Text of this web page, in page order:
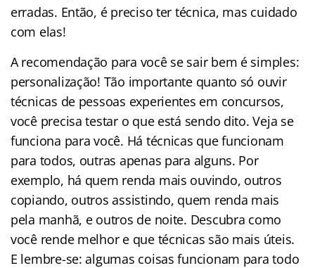
erradas. Então, é preciso ter técnica, mas cuidado
com elas!
A recomendação para você se sair bem é simples:
personalização! Tão importante quanto só ouvir
técnicas de pessoas experientes em concursos,
você precisa testar o que está sendo dito. Veja se
funciona para você. Há técnicas que funcionam
para todos, outras apenas para alguns. Por
exemplo, há quem renda mais ouvindo, outros
copiando, outros assistindo, quem renda mais
pela manhã, e outros de noite. Descubra como
você rende melhor e que técnicas são mais úteis.
E lembre-se: algumas coisas funcionam para todo